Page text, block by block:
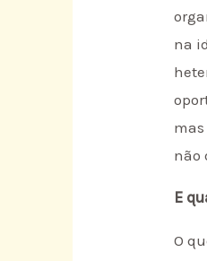
na
não
E
O